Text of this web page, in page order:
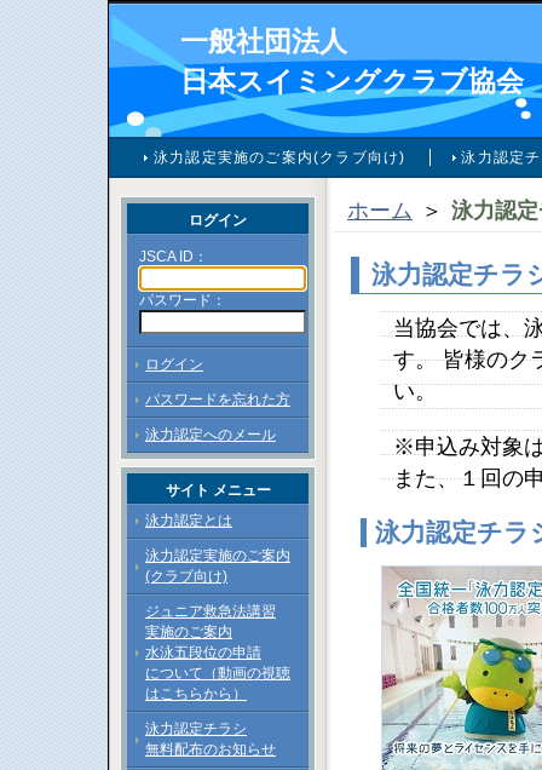
一般社団法人
日本スイミングクラブ協会
泳力認定実施のご案内(クラブ向け) 泳力認定
ホーム ＞ 泳力認
泳力認定チラ
当協会では、
す。 皆様のク
い。
※申込み対象
また、１回の
泳力認定チラ
ログイン
JSCA ID：
パスワード：
ログイン
パスワードを忘れた方
泳力認定へのメール
サイト メニュー
泳力認定とは
泳力認定実施のご案内
(クラブ向け)
ジュニア救急法講習
実施のご案内
水泳五段位の申請
について（動画の視聴
はこちらから）
泳力認定チラシ
無料配布のお知らせ